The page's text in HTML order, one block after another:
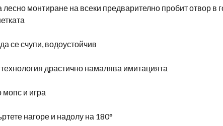
монтиране на всеки предварително пробит отвор в
се счупи, водоустойчив
драстично намалява имитацията
мопс и игра
нагоре и надолу на 180°